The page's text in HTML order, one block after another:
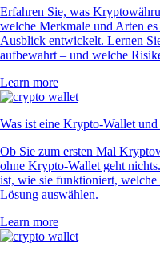
Erfahren Sie, was
welche Merkmale und Arten
Ausblick entwickelt. Lernen
aufbewahrt – und welche
Learn more
Was ist eine Krypto-Wallet
Ob Sie zum ersten Mal
ohne Krypto-Wallet geht
ist, wie sie funktioniert, welche
Lösung auswählen.
Learn more